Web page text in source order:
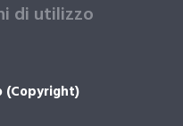
di utilizzo
(Copyright)